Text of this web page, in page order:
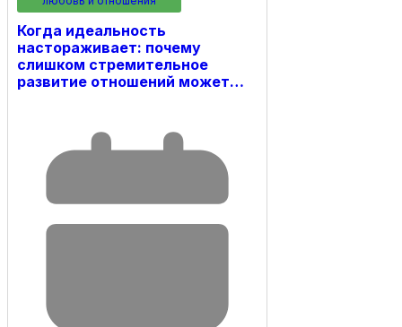
Когда идеальность
настораживает: почему
слишком стремительное
развитие отношений может…